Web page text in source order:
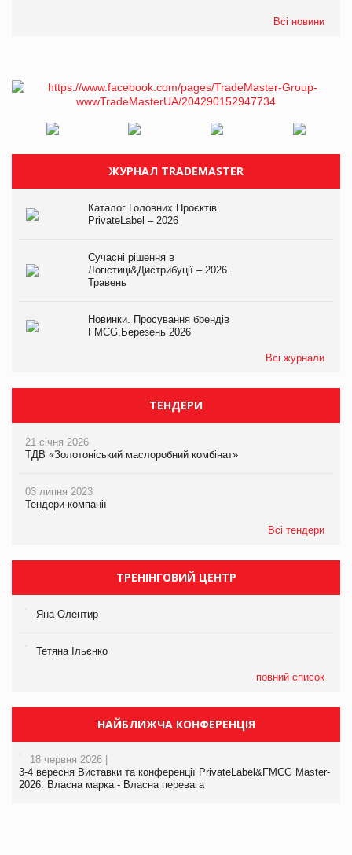
Всі новини
ЖУРНАЛ TRADEMASTER
Каталог Головних Проєктів
PrivateLabel – 2026
Сучасні рішення в
Логістиці&Дистрибуції – 2026.
Травень
Новинки. Просування брендів
FMCG.Березень 2026
Всі журнали
ТЕНДЕРИ
21 січня 2026
ТДВ «Золотоніський маслоробний комбінат»
03 липня 2023
Тендери компанії
Всі тендери
ТРЕНІНГОВИЙ ЦЕНТР
Яна Олентир
Тетяна Ільєнко
повний список
НАЙБЛИЖЧА КОНФЕРЕНЦІЯ
18 червня 2026 |
3-4 вересня Виставки та конференції PrivateLabel&FMCG Master-
2026: Власна марка - Власна перевага